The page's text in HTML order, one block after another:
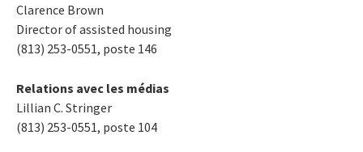
Clarence Brown
Director of assisted housing
(813) 253-0551, poste 146
Relations avec les médias
Lillian C. Stringer
(813) 253-0551, poste 104